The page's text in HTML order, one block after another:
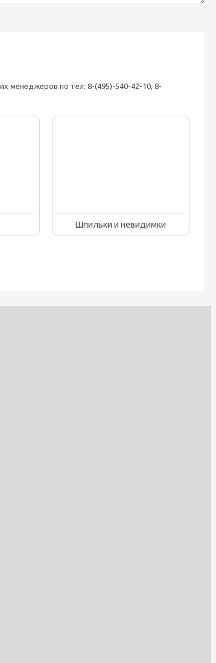
менеджеров по тел: 8-(495)-540-42-10, 8-
Шпильки и невидимки